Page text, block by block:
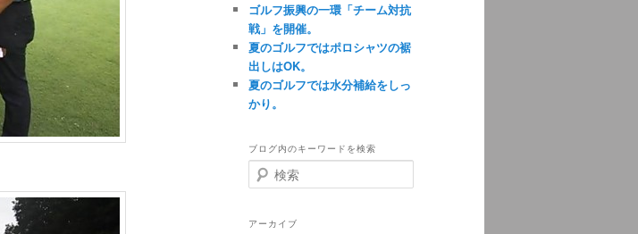
ゴルフ振興の一環「チーム対抗
戦」を開催。
夏のゴルフではポロシャツの裾
出しはOK。
夏のゴルフでは水分補給をしっ
かり。
ブログ内のキーワードを検索
検
索
アーカイブ